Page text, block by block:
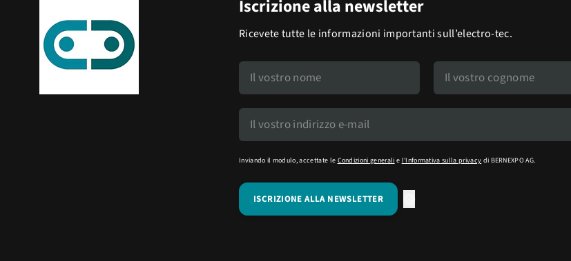
Iscrizione alla newsletter
Ricevete tutte le informazioni importanti sull’electro-tec.
Inviando il modulo, accettate le Condizioni generali e l'Informativa sulla privacy di BERNEXPO AG.